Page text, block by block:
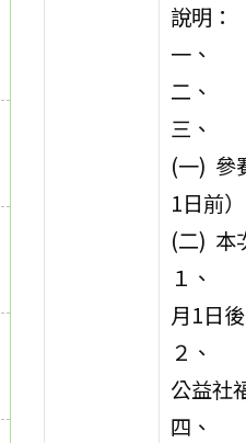
說明：
一、
二、
三、
(一) 參
1日前）
(二) 本
１、
月1日
２、
公益社
四、